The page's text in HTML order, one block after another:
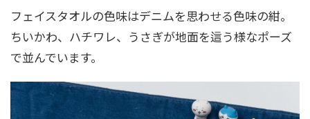
フェイスタオルの色味はデニムを思わせる色味の紺。
ちいかわ、ハチワレ、うさぎが地面を這う様なポーズ
で並んでいます。